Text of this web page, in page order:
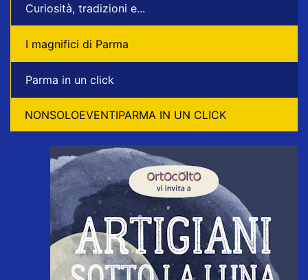
Curiosità, tradizioni e...
I magnifici di Parma
Parma in un click
NONSOLOEVENTIPARMA IN UN CLICK